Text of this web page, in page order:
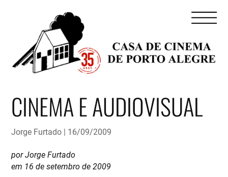
CINEMA E AUDIOVISUAL
Jorge Furtado 16/09/2009
por Jorge Furtado
em 16 de setembro de 2009